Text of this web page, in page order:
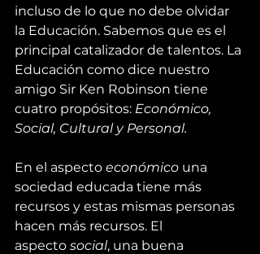
incluso de lo que no debe olvidar
la Educación. Sabemos que es el
principal catalizador de talentos. La
Educación como dice nuestro
amigo Sir Ken Robinson tiene
cuatro propósitos: Económico,
Social, Cultural y Personal.
En el aspecto económico una
sociedad educada tiene más
recursos y estas mismas personas
hacen más recursos. El
aspecto social, una buena